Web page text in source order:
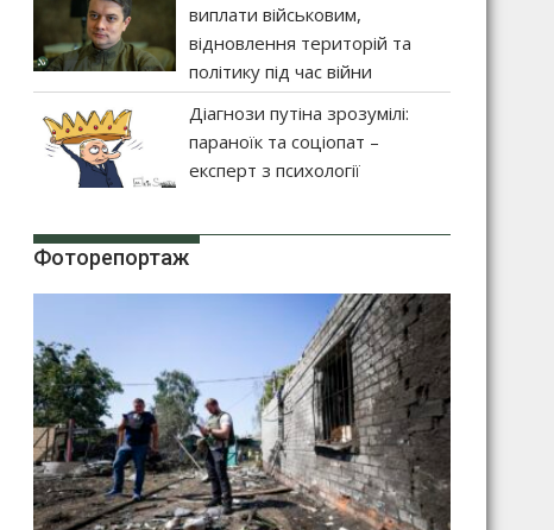
виплати військовим,
відновлення територій та
політику під час війни
Діагнози путіна зрозумілі:
параноїк та соціопат –
експерт з психології
Фоторепортаж